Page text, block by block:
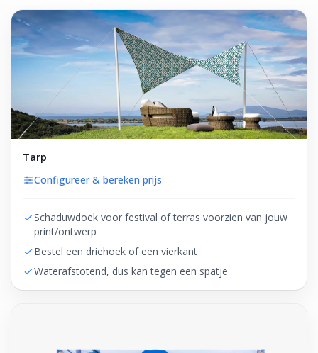
Tarp
Configureer & bereken prijs
Schaduwdoek voor festival of terras voorzien van jouw
print/ontwerp
Bestel een driehoek of een vierkant
Waterafstotend, dus kan tegen een spatje